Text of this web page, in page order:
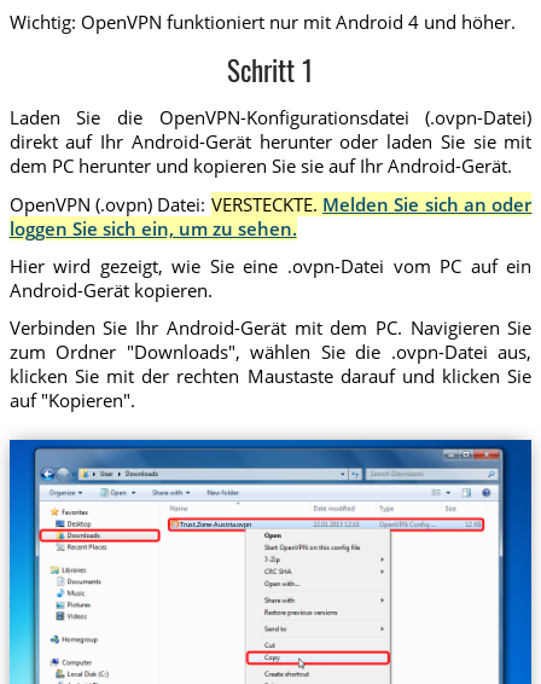
Wichtig: OpenVPN funktioniert nur mit Android 4 und höher.
Schritt 1
Laden Sie die OpenVPN-Konfigurationsdatei (.ovpn-Datei)
direkt auf Ihr Android-Gerät herunter oder laden Sie sie mit
dem PC herunter und kopieren Sie sie auf Ihr Android-Gerät.
OpenVPN (.ovpn) Datei: VERSTECKTE. Melden Sie sich an oder
loggen Sie sich ein, um zu sehen.
Hier wird gezeigt, wie Sie eine .ovpn-Datei vom PC auf ein
Android-Gerät kopieren.
Verbinden Sie Ihr Android-Gerät mit dem PC. Navigieren Sie
zum Ordner "Downloads", wählen Sie die .ovpn-Datei aus,
klicken Sie mit der rechten Maustaste darauf und klicken Sie
auf "Kopieren".
Trust.Zone-Austria.ovpn